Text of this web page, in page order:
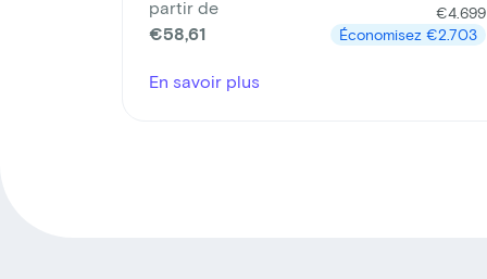
partir de
€58,61
€4.699
Économisez €2.703
En savoir plus